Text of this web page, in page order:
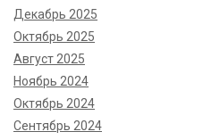
Декабрь 2025
Октябрь 2025
Август 2025
Ноябрь 2024
Октябрь 2024
Сентябрь 2024